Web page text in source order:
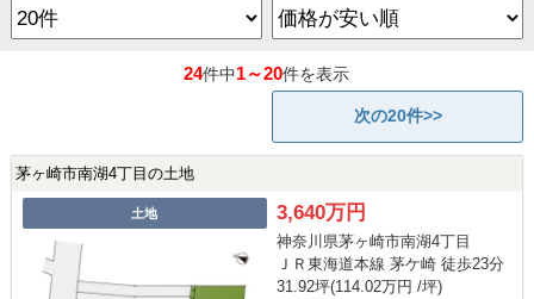
24件中1～20件を表示
次の20件>>
茅ヶ崎市南湖4丁目の土地
土地 3,640万円
神奈川県茅ヶ崎市南湖4丁目
ＪＲ東海道本線 茅ケ崎 徒歩23分
31.92坪(114.02万円 /坪)